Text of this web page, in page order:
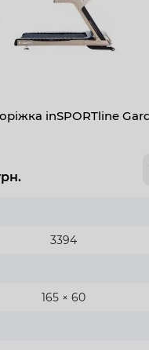
inSPORTline
3394
165 × 60